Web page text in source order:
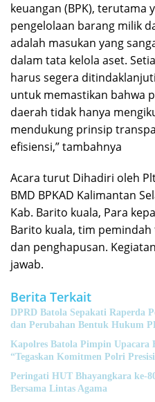
keuangan (BPK), terutama
pengelolaan barang milik
adalah masukan yang
dalam tata kelola aset.
harus segera
untuk memastikan bahwa
daerah tidak hanya
mendukung prinsip
efisiensi,” tambahnya
Acara turut Dihadiri oleh
BMD BPKAD Kalimantan
Kab. Barito kuala, Para
Barito kuala, tim
dan penghapusan.
jawab.
Berita Terkait
DPRD Batola Sepakati Raperda
dan Perubahan Bentuk Hukum
Kapolres Batola Pimpin Upacara
“Tegaskan Komitmen Polri
Peringati HUT Bhayangkara ke-
Bersama Lintas Agama